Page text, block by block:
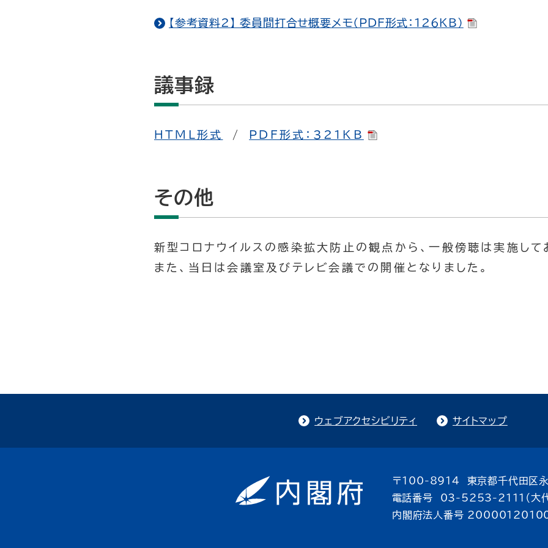
【参考資料2】 委員間打合せ概要メモ（PDF形式：126KB）
議事録
HTML形式 / PDF形式：321KB
その他
新型コロナウイルスの感染拡大防止の観点から、一般傍聴は実施して
また、当日は会議室及びテレビ会議での開催となりました。
ウェブアクセシビリティ サイトマップ
〒100-8914 東京都千代田区
電話番号 03-5253-2111（大代
内閣府法人番号